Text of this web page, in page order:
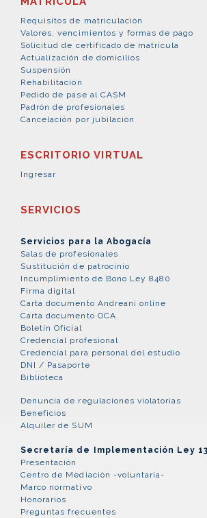
Requisitos de matriculación
Valores, vencimientos y formas de pago
Solicitud de certificado de matrícula
Actualización de domicilios
Suspensión
Rehabilitación
Pedido de pase al CASM
Padrón de profesionales
Cancelación por jubilación
ESCRITORIO VIRTUAL
Ingresar
SERVICIOS
Servicios para la Abogacía
Salas de profesionales
Sustitución de patrocinio
Incumplimiento de Bono Ley 8480
Firma digital
Carta documento Andreani online
Carta documento OCA
Boletín Oficial
Credencial profesional
Credencial para personal del estudio
DNI / Pasaporte
Biblioteca
Denuncia de regulaciones violatorias
Beneficios
Alquiler de SUM
Secretaría de Implementación Ley
Presentación
Centro de Mediación -voluntaria-
Marco normativo
Honorarios
Preguntas frecuentes